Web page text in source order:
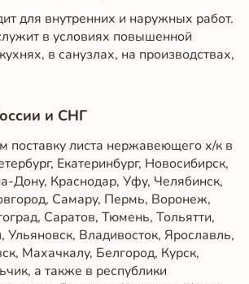
для внутренних и наружных работ.
в условиях повышенной
в санузлах, на производствах,
и СНГ
поставку листа нержавеющего х/к в
Екатеринбург, Новосибирск,
Дону, Краснодар, Уфу, Челябинск,
Самару, Пермь, Воронеж,
Саратов, Тюмень, Тольятти,
Владивосток, Ярославль,
Махачкалу, Белгород, Курск,
а также в республики